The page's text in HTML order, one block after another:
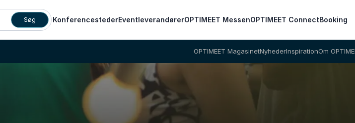
Søg KonferencestederEventleverandørerOPTIMEET MessenOPTIMEET ConnectBooking
OPTIMEET MagasinetNyhederInspirationOm